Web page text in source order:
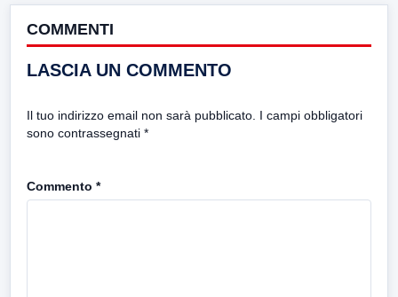
COMMENTI
LASCIA UN COMMENTO
Il tuo indirizzo email non sarà pubblicato. I campi obbligatori
sono contrassegnati *
Commento *